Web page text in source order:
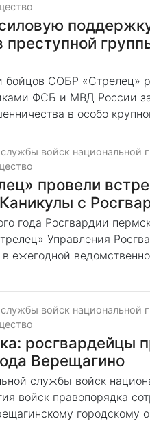
преступной
СОБР «Стрелец»
ФСБ и МВД России
в особо
войск национальной
провели
с
года Росгвардии
Управления
ежегодной
войск национальной
росгвардейцы
Верещагино
службы войск
войск правопорядка
городскому